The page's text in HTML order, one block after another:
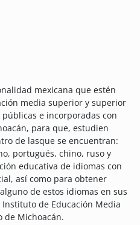
mexicana que estén
media superior y superior
e incorporadas con
para que, estudien
de lasque se encuentran:
portugués, chino, ruso y
educativa de idiomas con
así como para obtener
de estos idiomas en sus
de Educación Media
de Michoacán.